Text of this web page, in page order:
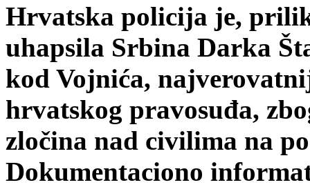
Hrvatska policija je,
uhapsila Srbina Darka
kod Vojnića,
hrvatskog pravosuđa,
zločina nad civilima na
Dokumentaciono